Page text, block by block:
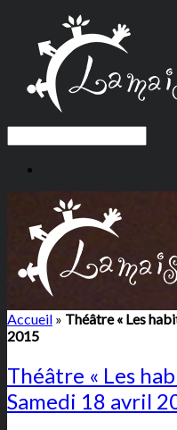
Accueil » Théâtre « Les
2015
Théâtre « Les
Samedi 18 avril